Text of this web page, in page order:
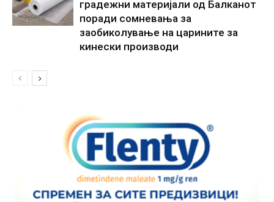
градежни материјали од Балканот
поради сомневања за
заобиколување на царините за
кинески производи